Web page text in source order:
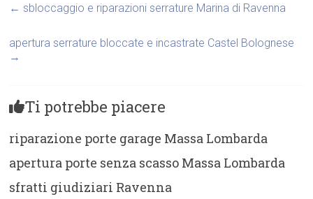
← sbloccaggio e riparazioni serrature Marina di Ravenna
apertura serrature bloccate e incastrate Castel Bolognese
→
Ti potrebbe piacere
riparazione porte garage Massa Lombarda
apertura porte senza scasso Massa Lombarda
sfratti giudiziari Ravenna